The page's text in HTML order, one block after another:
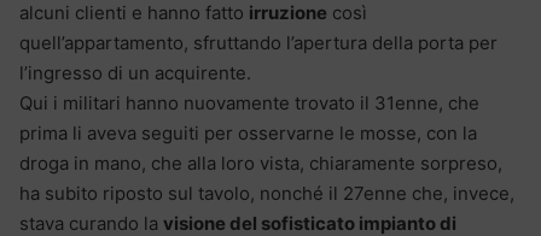
alcuni clienti e hanno fatto irruzione così
quell’appartamento, sfruttando l’apertura della porta per
l’ingresso di un acquirente.
Qui i militari hanno nuovamente trovato il 31enne, che
prima li aveva seguiti per osservarne le mosse, con la
droga in mano, che alla loro vista, chiaramente sorpreso,
ha subito riposto sul tavolo, nonché il 27enne che, invece,
stava curando la visione del sofisticato impianto di